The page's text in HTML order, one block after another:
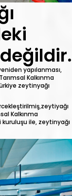
yapılanması,
Kalkınma
zeytinyağı
Kalkınma
ile, zeytinyağı